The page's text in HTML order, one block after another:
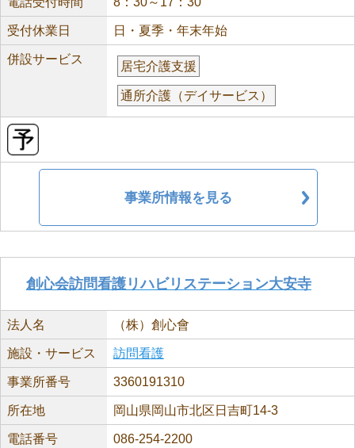
受付休業日 日・夏季・年末年始
併設サービス
居宅介護支援
通所介護（デイサービス）
事業所情報を見る
創心会訪問看護リハビリステーション大安寺
法人名 （株）創心會
施設・サービス 訪問看護
事業所番号 3360191310
所在地 岡山県岡山市北区日吉町14-3
電話番号 086-254-2200